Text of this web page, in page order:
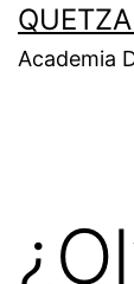
Academia